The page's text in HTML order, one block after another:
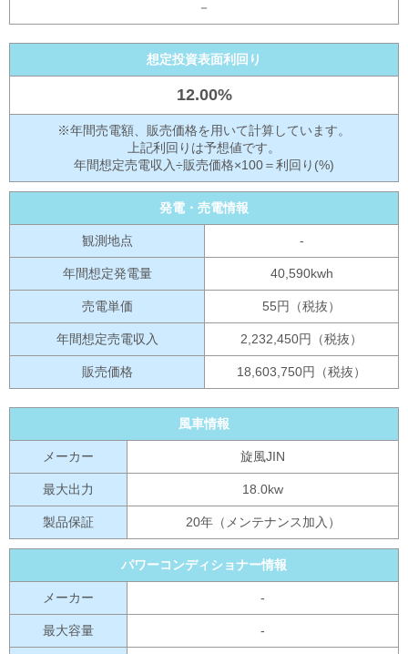
－
想定投資表面利回り
12.00%
※年間売電額、販売価格を用いて計算しています。
上記利回りは予想値です。
年間想定売電収入÷販売価格×100＝利回り(%)
発電・売電情報
観測地点 -
年間想定発電量 40,590kwh
売電単価 55円（税抜）
年間想定売電収入 2,232,450円（税抜）
販売価格 18,603,750円（税抜）
風車情報
メーカー 旋風JIN
最大出力 18.0kw
製品保証 20年（メンテナンス加入）
パワーコンディショナー情報
メーカー -
最大容量 -